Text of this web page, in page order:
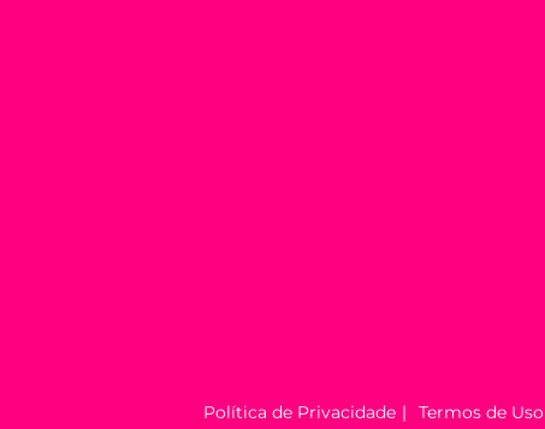
Política de Privacidade Termos de Uso